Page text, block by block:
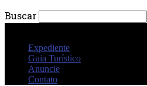
Buscar
Expediente
Guia Turístico
Anuncie
Contato